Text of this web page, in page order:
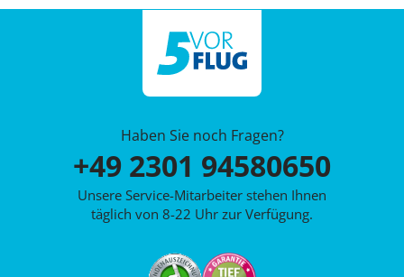
Haben Sie noch Fragen?
+49 2301 94580650
Unsere Service-Mitarbeiter stehen Ihnen
täglich von 8-22 Uhr zur Verfügung.